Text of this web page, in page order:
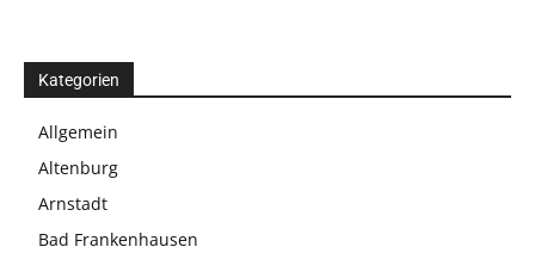
Kategorien
Allgemein
Altenburg
Arnstadt
Bad Frankenhausen